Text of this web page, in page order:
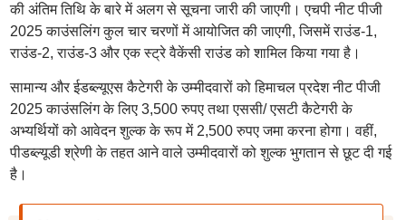
की अंतिम तिथि के बारे में अलग से सूचना जारी की जाएगी। एचपी नीट पीजी
2025 काउंसलिंग कुल चार चरणों में आयोजित की जाएगी, जिसमें राउंड-1,
राउंड-2, राउंड-3 और एक स्ट्रे वैकेंसी राउंड को शामिल किया गया है।
सामान्य और ईडब्ल्यूएस कैटेगरी के उम्मीदवारों को हिमाचल प्रदेश नीट पीजी
2025 काउंसलिंग के लिए 3,500 रुपए तथा एससी/ एसटी कैटेगरी के
अभ्यर्थियों को आवेदन शुल्क के रूप में 2,500 रुपए जमा करना होगा। वहीं,
पीडब्ल्यूडी श्रेणी के तहत आने वाले उम्मीदवारों को शुल्क भुगतान से छूट दी गई
है।